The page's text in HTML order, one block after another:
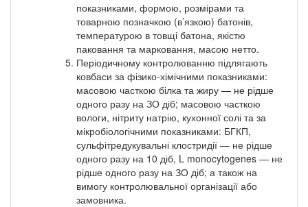
показниками, формою, розмірами та
товарною позначкою (в’язкою) батонів,
температурою в товщі батона, якістю
паковання та марковання, масою нетто.
Періодичному контролюванню підлягають
ковбаси за фізико-хімічними показниками:
масовою часткою білка та жиру — не рідше
одного разу на ЗО діб; масовою часткою
вологи, нітриту натрію, кухонної солі та за
мікробіологічними показниками: БГКП,
сульфітредукувальні клостридії — не рідше
одного разу на 10 діб, L monocytogenes — не
рідше одного разу на ЗО діб; а також на
вимогу контролювальної організації або
замовника.